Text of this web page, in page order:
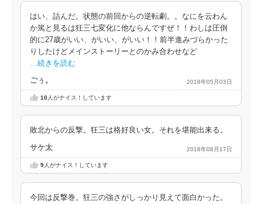
はい、詰んだ。状態の前回からの逆転劇。。なにを云わん
か篤と見るは狂三七変化に他ならんですぜ！！わしは圧倒
的に27歳がいい、がいい、がいい！！前半進みづらかった
りしたけどメインストーリーとのかみ合わせなど
…続きを読む
ごぅ。 2018年05月03日
10人がナイス！しています
敗北からの反撃。狂三は格好良い女。それを堪能出来る。
サケ太 2018年08月17日
9人がナイス！しています
今回は反撃巻。狂三の強さがしっかり見えて面白かった。